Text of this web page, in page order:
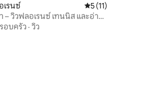
รีวิว
เรนซ์ คะแนนเฉลี่ย 5 จาก
5 (11)
– วิวฟลอเรนซ์ เทนนิส และอ่าง
อบครัว · วิว